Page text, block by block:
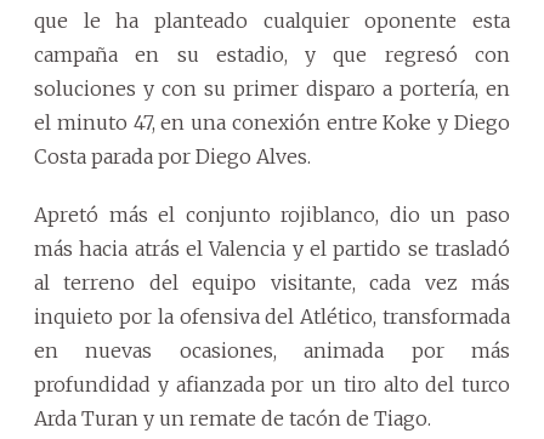
que le ha planteado cualquier oponente esta
campaña en su estadio, y que regresó con
soluciones y con su primer disparo a portería, en
el minuto 47, en una conexión entre Koke y Diego
Costa parada por Diego Alves.
Apretó más el conjunto rojiblanco, dio un paso
más hacia atrás el Valencia y el partido se trasladó
al terreno del equipo visitante, cada vez más
inquieto por la ofensiva del Atlético, transformada
en nuevas ocasiones, animada por más
profundidad y afianzada por un tiro alto del turco
Arda Turan y un remate de tacón de Tiago.